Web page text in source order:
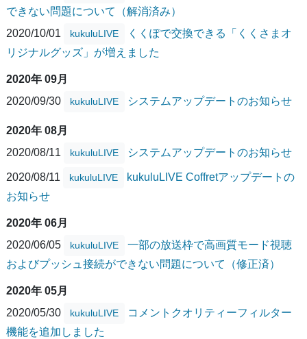
できない問題について（解消済み）
2020/10/01
kukuluLIVE
くくぽで交換できる「くくさまオ
リジナルグッズ」が増えました
2020年 09月
2020/09/30
kukuluLIVE システムアップデートのお知らせ
2020年 08月
2020/08/11
kukuluLIVE システムアップデートのお知らせ
2020/08/11 kukuluLIVE
kukuluLIVE Coffretアップデートの
お知らせ
2020年 06月
2020/06/05
kukuluLIVE
一部の放送枠で高画質モード視聴
およびプッシュ接続ができない問題について（修正済）
2020年 05月
2020/05/30
kukuluLIVE
コメントクオリティーフィルター
機能を追加しました